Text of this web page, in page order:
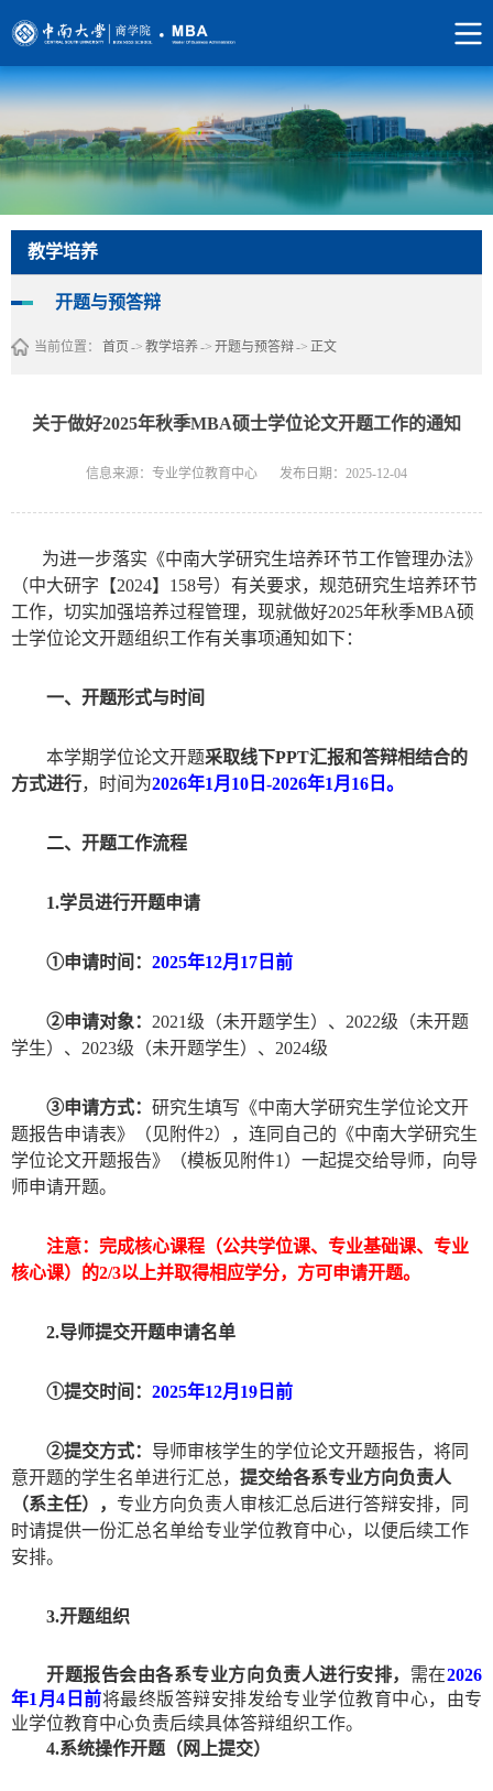
教学培养
开题与预答辩
当前位置： 首页 -> 教学培养-> 开题与预答辩-> 正文
关于做好2025年秋季MBA硕士学位论文开题工作的通知
信息来源：专业学位教育中心 发布日期：2025-12-04
为进一步落实《中南大学研究生培养环节工作管理办法》
（中大研字【2024】 158号）有关要求，规范研究生培养环节
工作，切实加强培养过程管理，现就做好2025年秋季MBA硕
士学位论文开题组织工作有关事项通知如下：
一、 开题形式与时间
本学期学位论文开题采取线下PPT汇报和答辩相结合的
方式进行， 时间为2026年1 月 10 日 -2026年1 月 16 日。
二、开题工作流程
1.学员进行开题申请
①申请时间： 2025年12月 17 日前
②申请对象： 2021级（未开题学生）、 2022级（未开题
学生）、 2023级（未开题学生）、 2024级
③申请方式： 研究生填写《中南大学研究生学位论文开
题报告申请表》（见附件2） ， 连同自己的《中南大学研究生
学位论文开题报告》（模板见附件1 ）一起提交给导师，向导
师申请开题。
注意： 完成核心课程（公共学位课、专业基础课、专业
核心课）的2/3以上并取得相应学分，方可申请开题。
2.导师提交开题申请名单
①提交时间： 2025年12月 19 日前
②提交方式： 导师审核学生的学位论文开题报告，将同
意开题的学生名单进行汇总， 提交给各系专业方向负责人
（系主任）
， 专业方向负责人审核汇总后进行答辩安排，同
时请提供一份汇总名单给专业学位教育中心，以便后续工作
安排。
3.开题组织
开题报告会由各系专业方向负责人进行安排， 需在2026
年1 月4 日前将最终版答辩安排发给专业学位教育中心，由专
业学位教育中心负责后续具体答辩组织工作。
4.系统操作开题（网上提交）